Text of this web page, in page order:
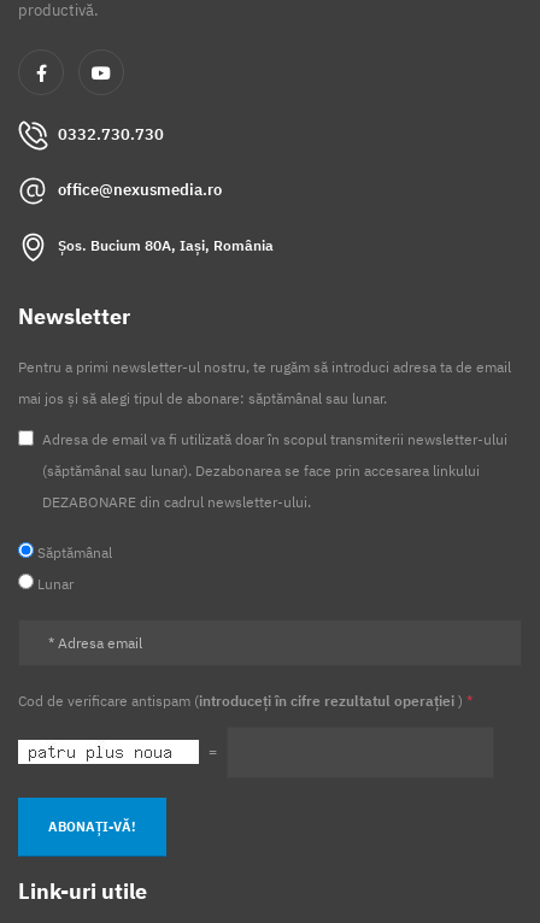
productivă.
0332.730.730
office@nexusmedia.ro
Șos. Bucium 80A, Iași, România
Newsletter
Pentru a primi newsletter-ul nostru, te rugăm să introduci adresa ta de email
mai jos și să alegi tipul de abonare: săptămânal sau lunar.
Adresa de email va fi utilizată doar în scopul transmiterii newsletter-ului
(săptămânal sau lunar). Dezabonarea se face prin accesarea linkului
DEZABONARE din cadrul newsletter-ului.
Săptămânal
Lunar
Cod de verificare antispam (introduceți în cifre rezultatul operației ) *
=
ABONAȚI-VĂ!
Link-uri utile